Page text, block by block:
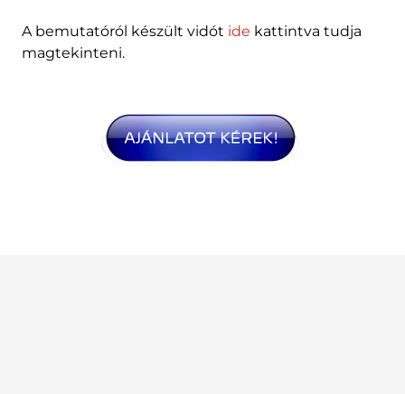
A bemutatóról készült vidót ide kattintva tudja
magtekinteni.